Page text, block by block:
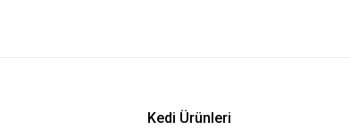
Kedi Ürünleri